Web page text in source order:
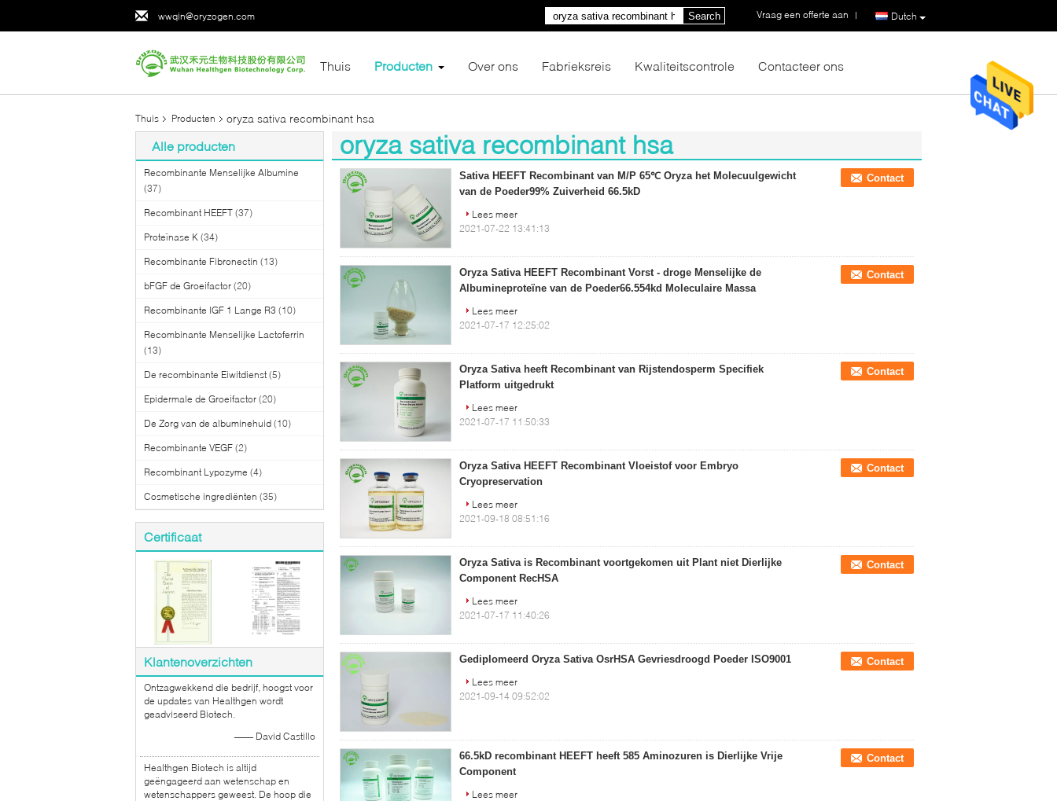
wwqin@oryzogen.com Dutch
Vraag een offerte aan |
Search
Thuis Producten Over ons Fabrieksreis Kwaliteitscontrole Contacteer ons
Thuis Producten oryza sativa recombinant hsa
Alle producten
Recombinante Menselijke Albumine
(37)
Recombinant HEEFT (37)
Proteïnase K (34)
Recombinante Fibronectin (13)
bFGF de Groeifactor (20)
Recombinante IGF 1 Lange R3 (10)
Recombinante Menselijke Lactoferrin
(13)
De recombinante Eiwitdienst (5)
Epidermale de Groeifactor (20)
De Zorg van de albuminehuid (10)
Recombinante VEGF (2)
Recombinant Lypozyme (4)
Cosmetische ingrediënten (35)
Certificaat
Klantenoverzichten
Ontzagwekkend die bedrijf, hoogst voor
de updates van Healthgen wordt
geadviseerd Biotech.
—— David Castillo
Healthgen Biotech is altijd
geëngageerd aan wetenschap en
wetenschappers geweest. De hoop die
oryza sativa recombinant hsa
(76)
Sativa HEEFT Recombinant van M/P 65℃ Oryza het Molecuulgewicht
van de Poeder99% Zuiverheid 66.5kD
Contact
Lees meer
2021-07-22 13:41:13
Oryza Sativa HEEFT Recombinant Vorst - droge Menselijke de
Albumineproteïne van de Poeder66.554kd Moleculaire Massa
Contact
Lees meer
2021-07-17 12:25:02
Oryza Sativa heeft Recombinant van Rijstendosperm Specifiek
Platform uitgedrukt
Contact
Lees meer
2021-07-17 11:50:33
Oryza Sativa HEEFT Recombinant Vloeistof voor Embryo
Cryopreservation
Contact
Lees meer
2021-09-18 08:51:16
Oryza Sativa is Recombinant voortgekomen uit Plant niet Dierlijke
Component RecHSA
Contact
Lees meer
2021-07-17 11:40:26
Gediplomeerd Oryza Sativa OsrHSA Gevriesdroogd Poeder ISO9001
Contact
Lees meer
2021-09-14 09:52:02
66.5kD recombinant HEEFT heeft 585 Aminozuren is Dierlijke Vrije
Component
Contact
Lees meer